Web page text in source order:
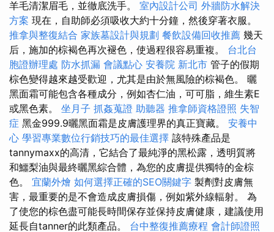
羊毛清潔眉毛，並徹底洗手。 室內設計公司 外牆防水解決
方案 現在，自助師必須吸收大約十分鐘，然後穿著衣服。
推拿與整復結合 家族墓設計與規劃 餐飲設備回收推薦 幾天
后，施加的棕褐色再次褪色，使過程很容易重複。 台北台
胞證辦理處 防水抓漏 會議點心 安養院 新北市 管子的假期
棕色變得越來越受歡迎，尤其是由於無風險的棕褐色。 曬
黑面霜可能包含各種成分，例如杏仁油，可可脂，維生素E
或黑色素。 坐月子 抓姦蒐證 助聽器 推拿師資格證照 失智
症 黑金999.9曬黑面霜是皮膚護理界的真正寶藏。 安養中
心 學習專業數位行銷技巧的最佳選擇 該特殊產品是
tannymaxx的高清，它結合了最純淨的黑松露，透明質將
和鱷梨油與最終曬黑綜合體，為您的皮膚提供獨特的金棕
色。 宜蘭外燴 如何選擇正確的SEO關鍵字 製劑對皮膚無
害，最重要的是不會造成皮膚損傷，例如紫外線輻射。 為
了使您的棕色盡可能長時間保存並保持皮膚健康，建議使用
延長自tanner的此類產品。 台中整復推薦療程 會計師證照